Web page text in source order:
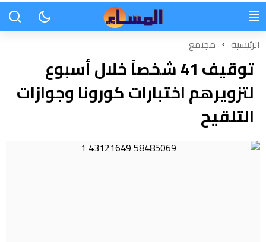
الرئيسية مجتمع
توقيف 41 شخصاً خلال أسبوع
لتزويرهم اختبارات كورونا وجوازات
التلقيح